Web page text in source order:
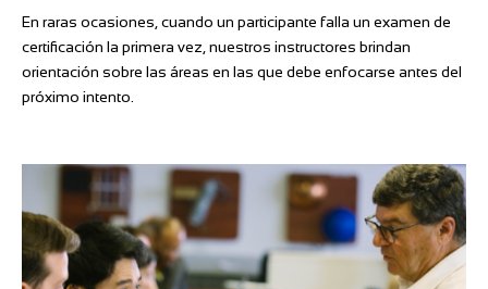
En raras ocasiones, cuando un participante falla un examen de
certificación la primera vez, nuestros instructores brindan
orientación sobre las áreas en las que debe enfocarse antes del
próximo intento.